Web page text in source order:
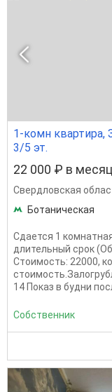
1-комн квартира,
3/5 эт.
22 000 ₽ в месяц
Свердловская
Ботаническая
Сдается 1
длительный срок
Стоимость: 22000,
14 Показ в будни
Собственник